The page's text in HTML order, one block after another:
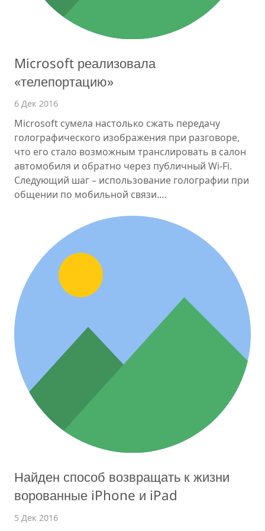
Microsoft реализовала
«телепортацию»
6 Дек 2016
Microsoft сумела настолько сжать передачу
голографического изображения при разговоре,
что его стало возможным транслировать в салон
автомобиля и обратно через публичный Wi-Fi.
Следующий шаг – использование голографии при
общении по мобильной связи.…
Найден способ возвращать к жизни
ворованные iPhone и iPad
5 Дек 2016